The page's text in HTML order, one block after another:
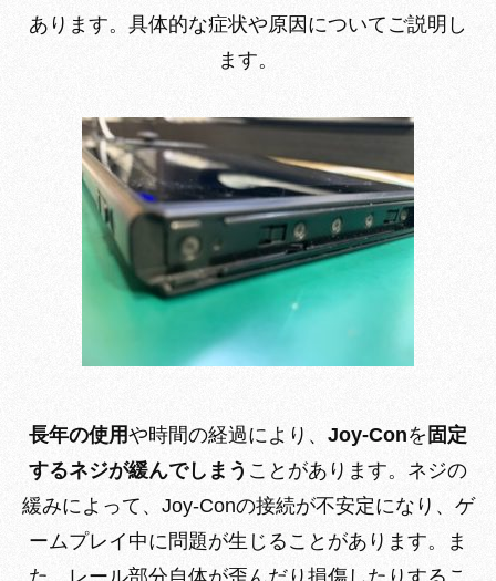
あります。具体的な症状や原因についてご説明し
ます。
長年の使用や時間の経過により、 Joy-Conを 固定
するネジが緩んでしまう ことがあります。ネジの
緩みによって、Joy-Conの接続が不安定になり、ゲ
ームプレイ中に問題が生じることがあります。ま